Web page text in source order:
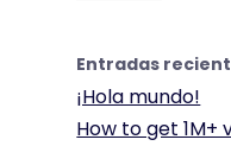
Entradas
¡Hola mundo!
How to get 1M+